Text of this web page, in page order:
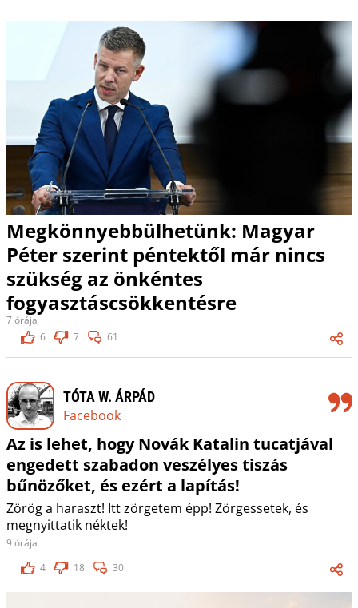
Megkönnyebbülhetünk: Magyar
Péter szerint péntektől már nincs
szükség az önkéntes
fogyasztáscsökkentésre
7 órája
6
7 61
TÓTA W. ÁRPÁD
Facebook
Az is lehet, hogy Novák Katalin tucatjával
engedett szabadon veszélyes tiszás
bűnözőket, és ezért a lapítás!
Zörög a haraszt! Itt zörgetem épp! Zörgessetek, és
megnyittatik néktek!
9 órája
4
18 30